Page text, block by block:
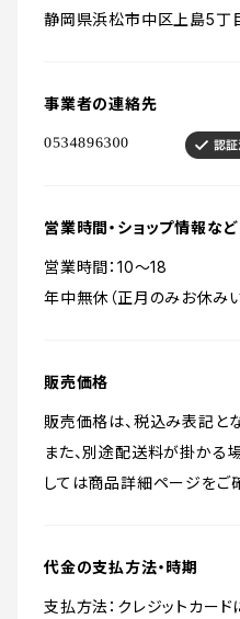
静岡県浜松市中区上島5丁
事業者の連絡先
営業時間・ショップ情報など
営業時間：10～18
年中無休（正月のみお休みい
販売価格
販売価格は、税込み表記とな
また、別途配送料が掛かる
しては商品詳細ページをご
代金の支払方法・時期
支払方法：クレジットカー